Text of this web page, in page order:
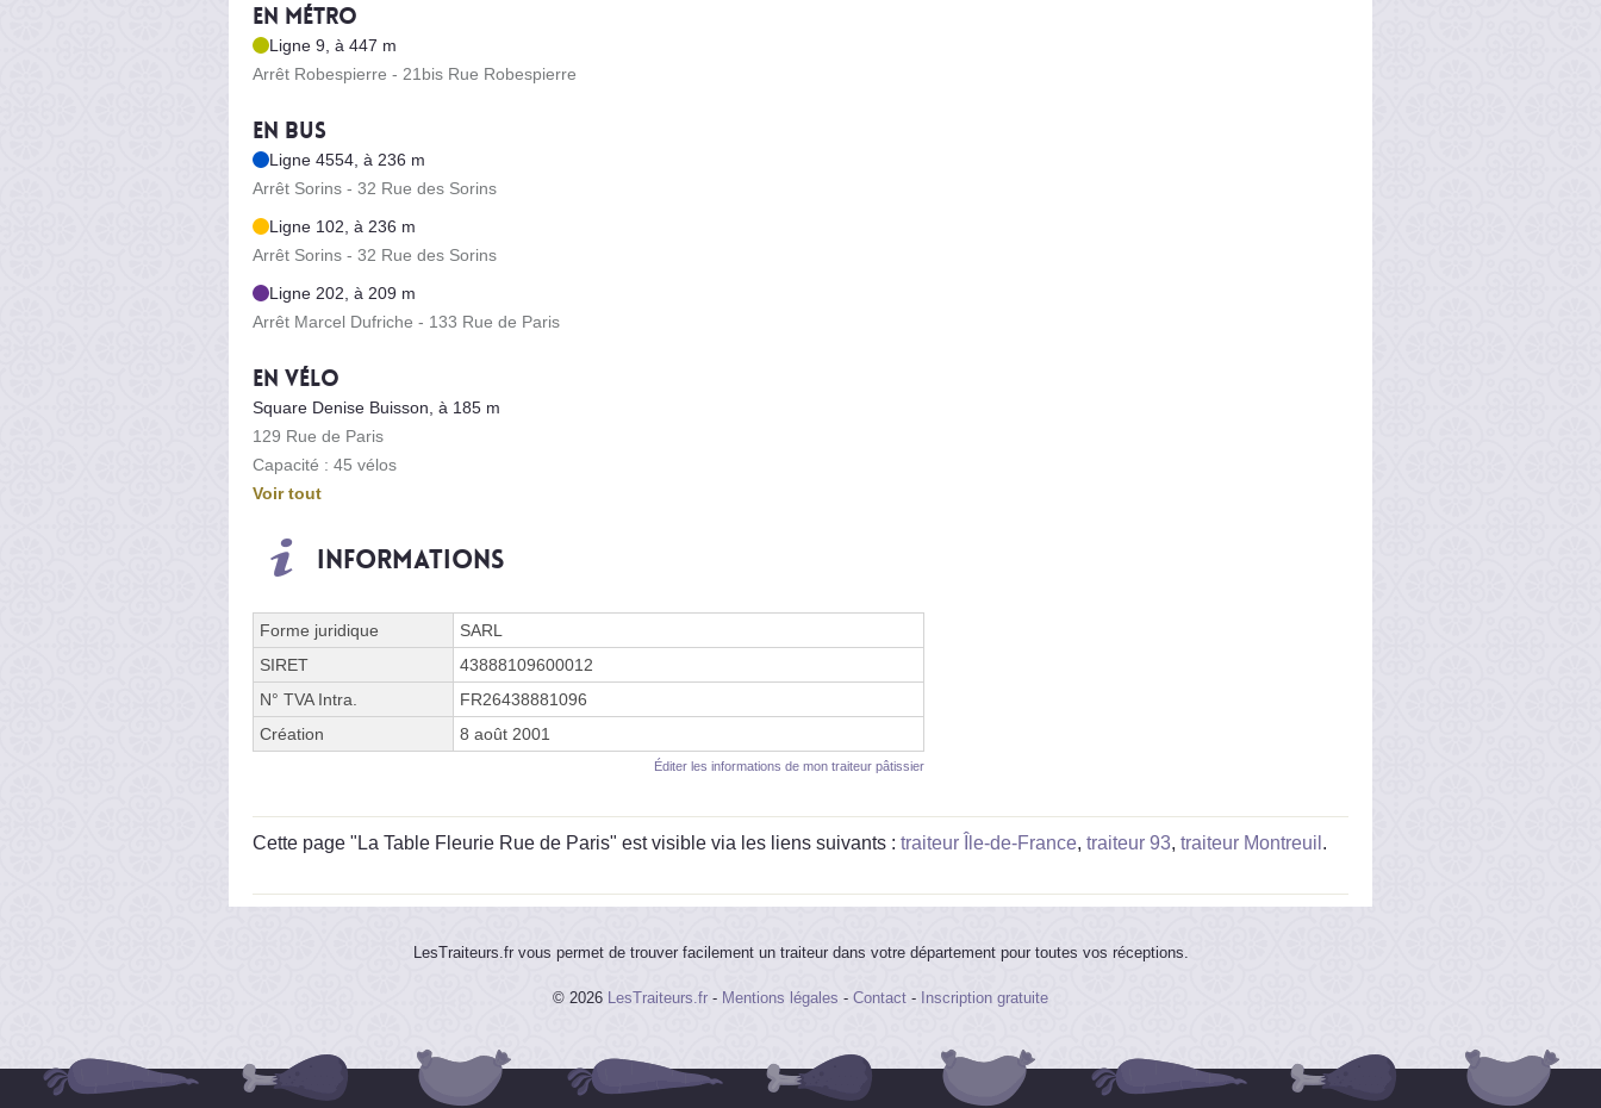
En métro
Ligne 9, à 447 m
Arrêt Robespierre - 21bis Rue Robespierre
En bus
Ligne 4554, à 236 m
Arrêt Sorins - 32 Rue des Sorins
Ligne 102, à 236 m
Arrêt Sorins - 32 Rue des Sorins
Ligne 202, à 209 m
Arrêt Marcel Dufriche - 133 Rue de Paris
En vélo
Square Denise Buisson, à 185 m
129 Rue de Paris
Capacité : 45 vélos
Voir tout
Informations
Forme juridique
SARL
SIRET
43888109600012
N° TVA Intra.
FR26438881096
Création
8 août 2001
Éditer les informations de mon traiteur pâtissier
Cette page "La Table Fleurie Rue de Paris" est visible via les liens suivants : traiteur Île-de-France, traiteur 93, traiteur Montreuil .
LesTraiteurs.fr vous permet de trouver facilement un traiteur dans votre département pour toutes vos réceptions.
© 2026 LesTraiteurs.fr - Mentions légales - Contact - Inscription gratuite